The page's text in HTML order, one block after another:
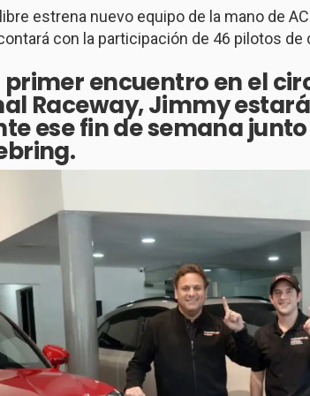
estrena nuevo equipo de la mano de
con la participación de 46 pilotos de
primer encuentro en el
Raceway, Jimmy
ese fin de semana junto